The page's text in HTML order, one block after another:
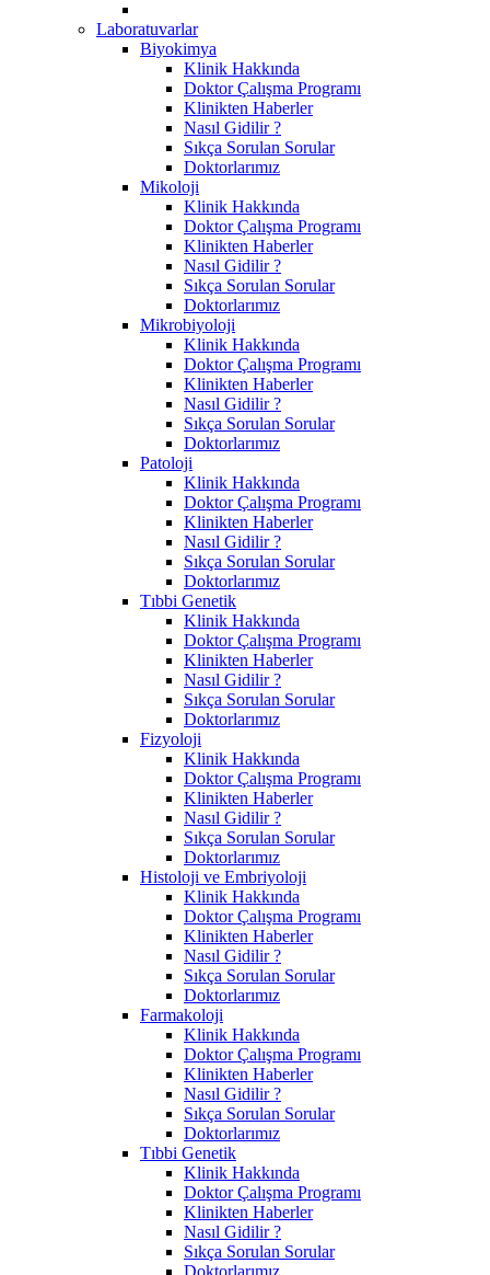
Laboratuvarlar
Biyokimya
Klinik Hakkında
Doktor Çalışma Programı
Klinikten Haberler
Nasıl Gidilir ?
Sıkça Sorulan Sorular
Doktorlarımız
Mikoloji
Klinik Hakkında
Doktor Çalışma Programı
Klinikten Haberler
Nasıl Gidilir ?
Sıkça Sorulan Sorular
Doktorlarımız
Mikrobiyoloji
Klinik Hakkında
Doktor Çalışma Programı
Klinikten Haberler
Nasıl Gidilir ?
Sıkça Sorulan Sorular
Doktorlarımız
Patoloji
Klinik Hakkında
Doktor Çalışma Programı
Klinikten Haberler
Nasıl Gidilir ?
Sıkça Sorulan Sorular
Doktorlarımız
Tıbbi Genetik
Klinik Hakkında
Doktor Çalışma Programı
Klinikten Haberler
Nasıl Gidilir ?
Sıkça Sorulan Sorular
Doktorlarımız
Fizyoloji
Klinik Hakkında
Doktor Çalışma Programı
Klinikten Haberler
Nasıl Gidilir ?
Sıkça Sorulan Sorular
Doktorlarımız
Histoloji ve Embriyoloji
Klinik Hakkında
Doktor Çalışma Programı
Klinikten Haberler
Nasıl Gidilir ?
Sıkça Sorulan Sorular
Doktorlarımız
Farmakoloji
Klinik Hakkında
Doktor Çalışma Programı
Klinikten Haberler
Nasıl Gidilir ?
Sıkça Sorulan Sorular
Doktorlarımız
Tıbbi Genetik
Klinik Hakkında
Doktor Çalışma Programı
Klinikten Haberler
Nasıl Gidilir ?
Sıkça Sorulan Sorular
Doktorlarımız